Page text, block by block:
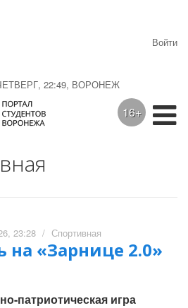
22:49, ВОРОНЕЖ
Войти
16+
23:28 / Спортивная
«Зарнице 2.0»
патриотическая игра